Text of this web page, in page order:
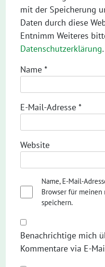
mit der Speicherung
Daten durch diese
Entnimm Weiteres
Datenschutzerklärung.
Name *
E-Mail-Adresse *
Website
Name, E-Mail-
Browser für meinen
speichern.
Benachrichtige mich
Kommentare via E-